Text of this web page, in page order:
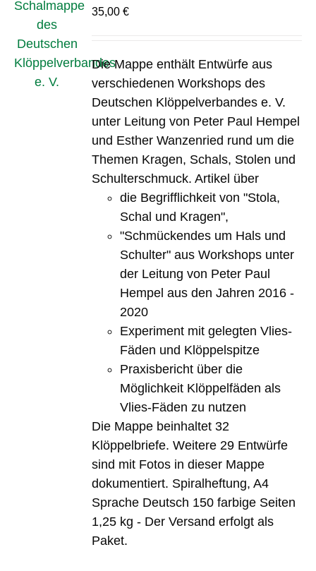
35,00€
Die Mappe enthält Entwürfe aus
verschiedenen Workshops des
Deutschen Klöppelverbandes e. V.
unter Leitung von Peter Paul Hempel
und Esther Wanzenried rund um die
Themen Kragen, Schals, Stolen und
Schulterschmuck. Artikel über
die Begrifflichkeit von "Stola,
Schal und Kragen",
"Schmückendes um Hals und
Schulter" aus Workshops unter
der Leitung von Peter Paul
Hempel aus den Jahren 2016 -
2020
Experiment mit gelegten Vlies-
Fäden und Klöppelspitze
Praxisbericht über die
Möglichkeit Klöppelfäden als
Vlies-Fäden zu nutzen
Die Mappe beinhaltet 32
Klöppelbriefe. Weitere 29 Entwürfe
sind mit Fotos in dieser Mappe
dokumentiert. Spiralheftung, A4
Sprache Deutsch 150 farbige Seiten
1,25 kg - Der Versand erfolgt als
Paket.